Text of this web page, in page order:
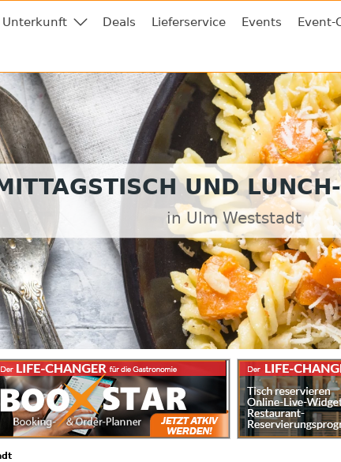
Unterkunft Deals Lieferservice Events Event-
UND
in Ulm Weststadt